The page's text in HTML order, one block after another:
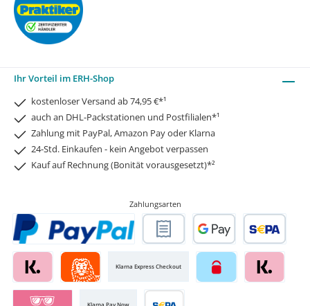
Ihr Vorteil im ERH-Shop
kostenloser Versand ab 74,95 €*¹
auch an DHL-Packstationen und Postfilialen*¹
Zahlung mit PayPal, Amazon Pay oder Klarna
24-Std. Einkaufen - kein Angebot verpassen
Kauf auf Rechnung (Bonität vorausgesetzt)*²
Zahlungsarten
Klarna Express Checkout
Klarna Pay Now